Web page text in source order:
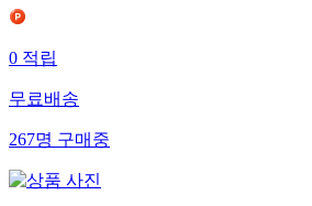
0적립
무료배송
267명구매중